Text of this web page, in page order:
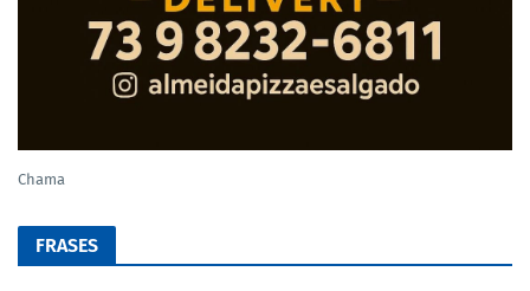
Chama
FRASES